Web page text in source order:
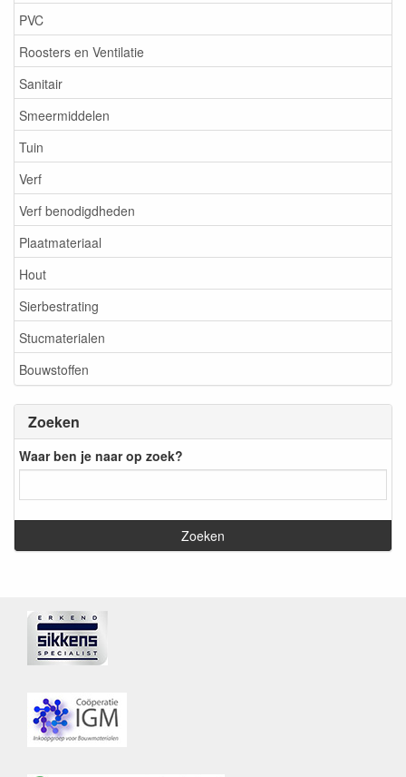
PVC
Roosters en Ventilatie
Sanitair
Smeermiddelen
Tuin
Verf
Verf benodigdheden
Plaatmateriaal
Hout
Sierbestrating
Stucmaterialen
Bouwstoffen
Zoeken
Waar ben je naar op zoek?